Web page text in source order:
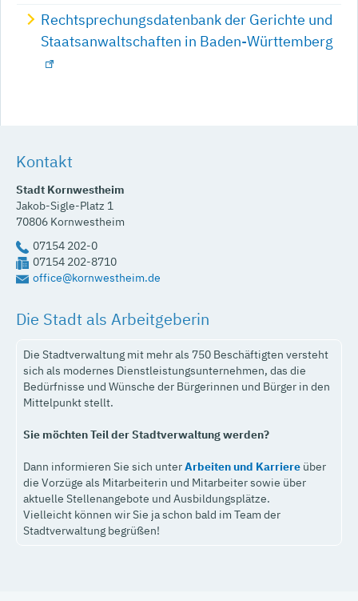
Rechtsprechungsdatenbank der Gerichte und
Staatsanwaltschaften in Baden-Württemberg
Kontakt
Stadt Kornwestheim
Jakob-Sigle-Platz 1
70806 Kornwestheim
office@kornwestheim.de
07154 202-0
07154 202-8710
Die Stadt als Arbeitgeberin
Die Stadtverwaltung mit mehr als 750 Beschäftigten versteht
sich als modernes Dienstleistungsunternehmen, das die
Bedürfnisse und Wünsche der Bürgerinnen und Bürger in den
Mittelpunkt stellt.
Sie möchten Teil der Stadtverwaltung werden?
Dann informieren Sie sich unterArbeiten und Karriere über
die Vorzüge als Mitarbeiterin und Mitarbeiter sowie über
aktuelle Stellenangebote und Ausbildungsplätze.
Vielleicht können wir Sie ja schon bald im Team der
Stadtverwaltung begrüßen!